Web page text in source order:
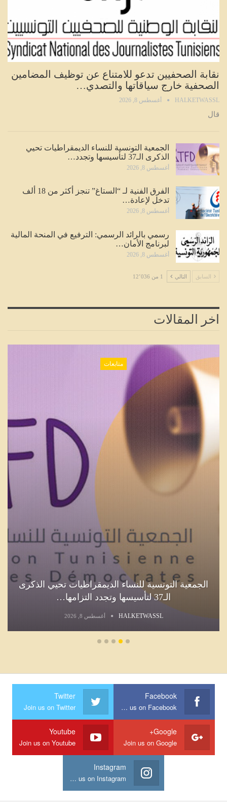
نقابة الصحفيين تدعو للامتناع عن توظيف المضامين
الصحفية خارج سياقاتها والتصدي…
HALKETWASSL أغسطس 8, 2026
قال
الجمعية التونسية للنساء الديمقراطيات تحيي
الذكرى الـ37 لتأسيسها وتجدد…
أغسطس 8, 2026
الفرق الفنية لـ “الستاغ” تنجز أكثر من 18 ألف
تدخل لإعادة…
أغسطس 8, 2026
رسمي بالرائد الرسمي: الترفيع في المنحة المالية
لبرنامج الأمان…
أغسطس 8, 2026
السابق التالي 1 من 12٬036
اخر المقالات
متابعات
الجمعية التونسية للنساء الديمقراطيات تحيي الذكرى
الـ37 لتأسيسها وتجدد التزامها…
HALKETWASSL أغسطس 8, 2026
Facebook
Join us on Facebook
Twitter
Join us on Twitter
Google+
Join us on Google
Youtube
Join us on Youtube
Instagram
Join us on Instagram